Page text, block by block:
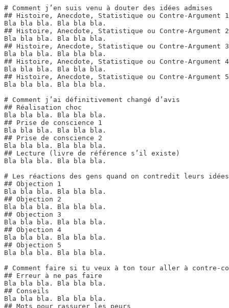
# Comment j’en suis venu à douter des idées admises
## Histoire, Anecdote, Statistique ou Contre-Argument
Bla bla bla. Bla bla bla.
## Histoire, Anecdote, Statistique ou Contre-Argument 2
Bla bla bla. Bla bla bla.
## Histoire, Anecdote, Statistique ou Contre-Argument 3
Bla bla bla. Bla bla bla.
## Histoire, Anecdote, Statistique ou Contre-Argument 4
Bla bla bla. Bla bla bla.
## Histoire, Anecdote, Statistique ou Contre-Argument 5
Bla bla bla. Bla bla bla.
# Comment j’ai définitivement changé d’avis
## Réalisation choc
Bla bla bla. Bla bla bla.
## Prise de conscience 1
Bla bla bla. Bla bla bla.
## Prise de conscience 2
Bla bla bla. Bla bla bla.
## Lecture (livre de référence s’il existe)
Bla bla bla. Bla bla bla.
# Les réactions des gens quand on contredit leurs
## Objection 1
Bla bla bla. Bla bla bla.
## Objection 2
Bla bla bla. Bla bla bla.
## Objection 3
Bla bla bla. Bla bla bla.
## Objection 4
Bla bla bla. Bla bla bla.
## Objection 5
Bla bla bla. Bla bla bla.
# Comment faire si tu veux à ton tour aller à contre-
## Erreur à ne pas faire
Bla bla bla. Bla bla bla.
## Conseils
Bla bla bla. Bla bla bla.
## Mots pour rassurer les peurs